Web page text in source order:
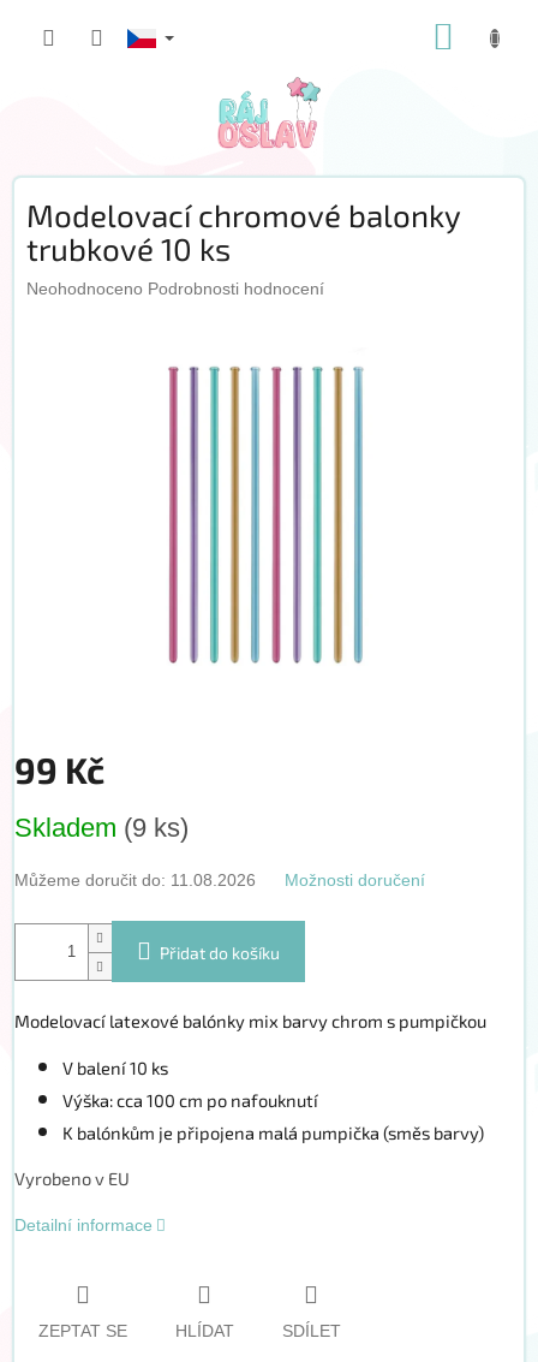
Modelovací chromové balonky
trubkové 10 ks
Průměrné
Neohodnoceno Podrobnosti hodnocení
99 Kč
cena:
Skladem (9 ks)
Můžeme doručit do: 11.08.2026 Možnosti doručení
Přidat do košíku
Modelovací latexové balónky mix barvy chrom s pumpičkou
V balení 10 ks
Výška: cca 100 cm po nafouknutí
K balónkům je připojena malá pumpička (směs barvy)
Vyrobeno v EU
Detailní informace
ZEPTAT SE HLÍDAT SDÍLET